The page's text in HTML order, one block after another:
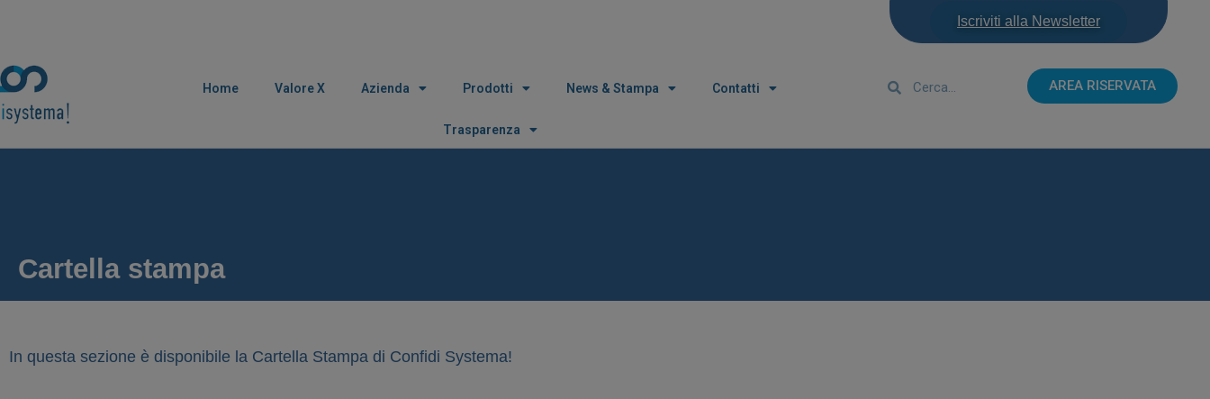
Iscriviti alla Newsletter
Home Valore X Azienda Prodotti News & Stampa Contatti
Trasparenza
AREA RISERVATA
Cartella stampa
In questa sezione è disponibile la Cartella Stampa di Confidi Systema!